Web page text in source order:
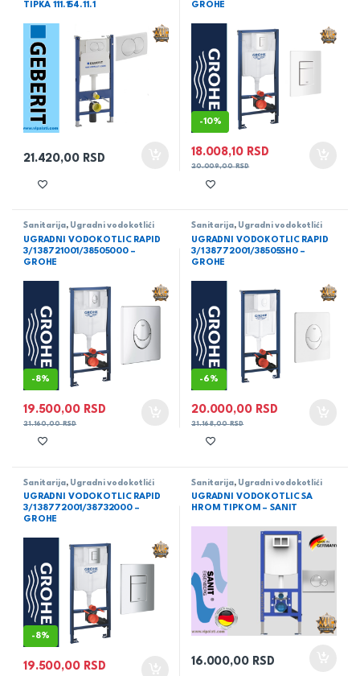
TIPKA 111.154.11.1
21.420,00 RSD
GROHE
-10%
18.008,10 RSD
20.009,00RSD
Sanitarija, Ugradni vodokotlići
UGRADNI VODOKOTLIC RAPID
3/1 38721001/38505000 –
GROHE
-8%
19.500,00 RSD
21.160,00RSD
Sanitarija, Ugradni vodokotlići
UGRADNI VODOKOTLIC RAPID
3/1 38772001/38505SH0 –
GROHE
-6%
20.000,00 RSD
21.168,00RSD
Sanitarija, Ugradni vodokotlići
UGRADNI VODOKOTLIC RAPID
3/1 38772001/38732000 –
GROHE
-8%
19.500,00 RSD
Sanitarija, Ugradni vodokotlići
UGRADNI VODOKOTLIC SA
HROM TIPKOM – SANIT
16.000,00 RSD